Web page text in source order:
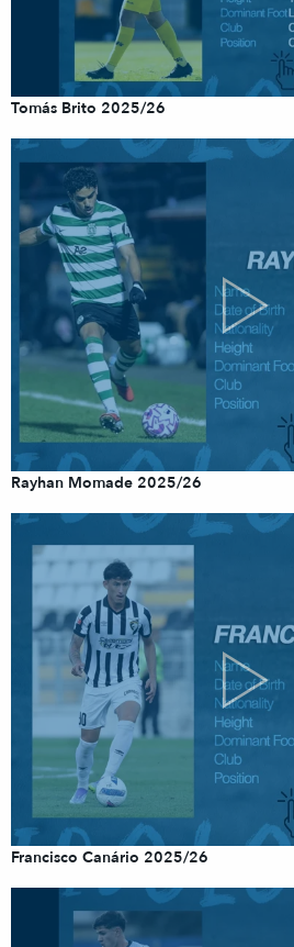
Tomás Brito 2025/26
Rayhan Momade 2025/26
Francisco Canário 2025/26